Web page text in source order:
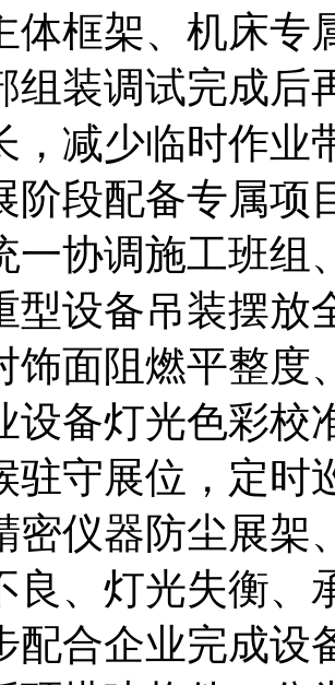
体框架、机床专
组装调试完成后
，减少临时作业
阶段配备专属项
一协调施工班组
型设备吊装摆放
饰面阻燃平整度
设备灯光色彩校
驻守展位，定时
密仪器防尘展架
良、灯光失衡、
配合企业完成设